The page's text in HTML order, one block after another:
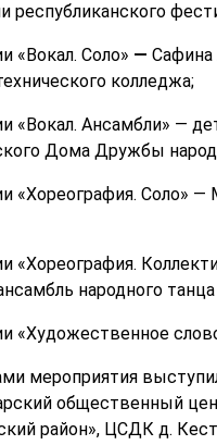
республиканского
«Вокал. Соло» — Сафина
колледжа;
«Вокал. Ансамбли» —
Дома Дружбы
«Хореография. Соло»
«Хореография.
народного танца
«Художественное
мероприятия
общественный
район», ЦСДК д.